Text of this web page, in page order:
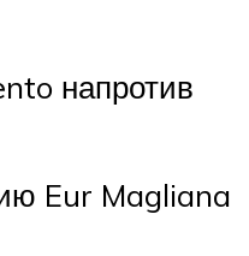
напротив
Eur Magliana